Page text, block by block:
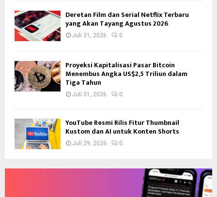
Deretan Film dan Serial Netflix Terbaru
yang Akan Tayang Agustus 2026
Juli 31, 2026 0
Proyeksi Kapitalisasi Pasar Bitcoin
Menembus Angka US$2,5 Triliun dalam
Tiga Tahun
Juli 31, 2026 0
YouTube Resmi Rilis Fitur Thumbnail
Kustom dan AI untuk Konten Shorts
Juli 29, 2026 0